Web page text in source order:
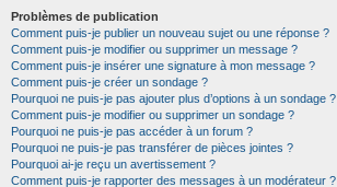
Problèmes de publication
Comment puis-je publier un nouveau sujet ou une réponse ?
Comment puis-je modifier ou supprimer un message ?
Comment puis-je insérer une signature à mon message ?
Comment puis-je créer un sondage ?
Pourquoi ne puis-je pas ajouter plus d’options à un sondage ?
Comment puis-je modifier ou supprimer un sondage ?
Pourquoi ne puis-je pas accéder à un forum ?
Pourquoi ne puis-je pas transférer de pièces jointes ?
Pourquoi ai-je reçu un avertissement ?
Comment puis-je rapporter des messages à un modérateur ?